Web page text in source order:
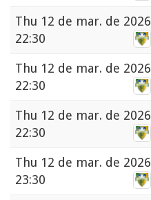
Thu 12 de mar. de 2026
22:30
Thu 12 de mar. de 2026
22:30
Thu 12 de mar. de 2026
22:30
Thu 12 de mar. de 2026
23:30